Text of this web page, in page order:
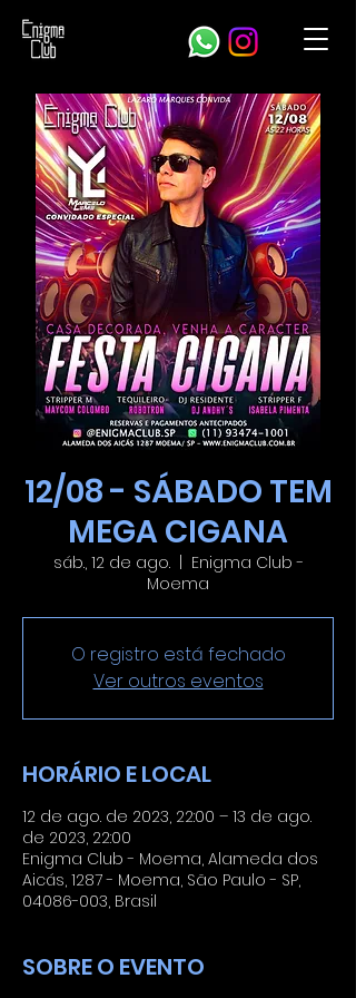
12/08 - SÁBADO TEM
MEGA CIGANA
sáb., 12 de ago.
  |
Enigma Club -
Moema
O registro está fechado
Ver outros eventos
HORÁRIO E LOCAL
12 de ago. de 2023, 22:00 – 13 de ago.
de 2023, 22:00
Enigma Club - Moema, Alameda dos
Aicás, 1287 - Moema, São Paulo - SP,
04086-003, Brasil
SOBRE O EVENTO